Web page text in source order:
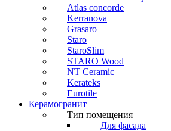
Atlas concorde
Kerranova
Grasaro
Staro
StaroSlim
STARO Wood
NT Ceramic
Kerateks
Eurotile
Керамогранит
Тип помещения
Для фасада